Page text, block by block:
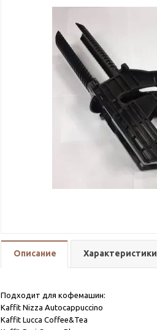
Описание Характеристики
Подходит для кофемашин:
Kaffit Nizza Autocappuccino
Kaffit Lucca Coffee&Tea